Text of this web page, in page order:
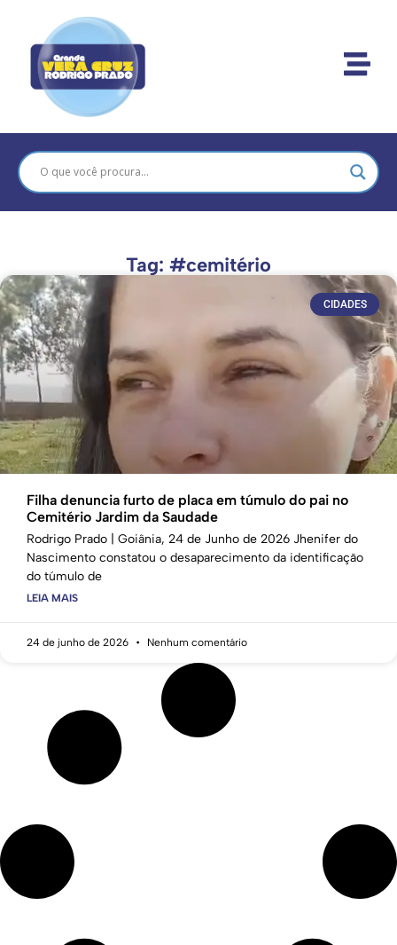
Tag: #cemitério
CIDADES
Filha denuncia furto de placa em túmulo do pai no
Cemitério Jardim da Saudade
Rodrigo Prado | Goiânia, 24 de Junho de 2026 Jhenifer do
Nascimento constatou o desaparecimento da identificação
do túmulo de
LEIA MAIS
24 de junho de 2026 Nenhum comentário